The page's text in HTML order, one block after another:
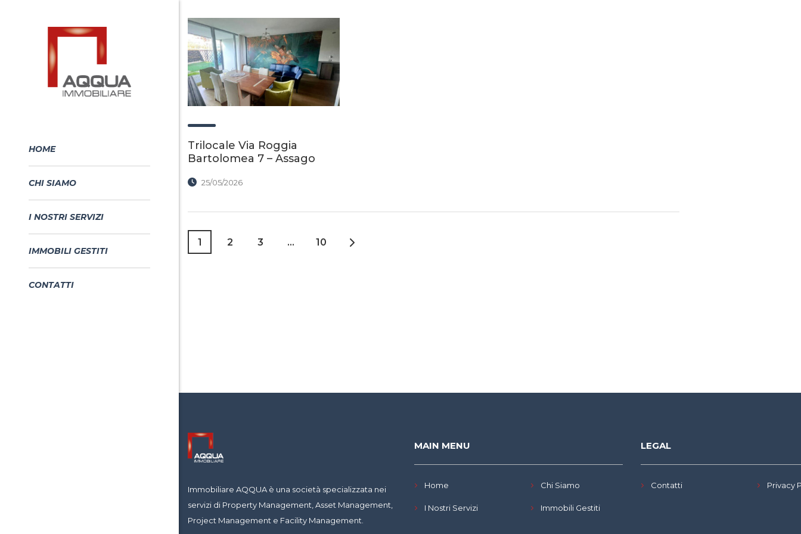
HOME
CHI SIAMO
I NOSTRI SERVIZI
IMMOBILI GESTITI
CONTATTI
Trilocale Via Roggia
Bartolomea 7 – Assago
25/05/2026
1 2 3 … 10
Immobiliare AQQUA è una società specializzata nei
servizi di Property Management, Asset Management,
Project Management e Facility Management.
MAIN MENU
Home Chi Siamo
I Nostri Servizi Immobili Gestiti
LEGAL
Contatti Privacy